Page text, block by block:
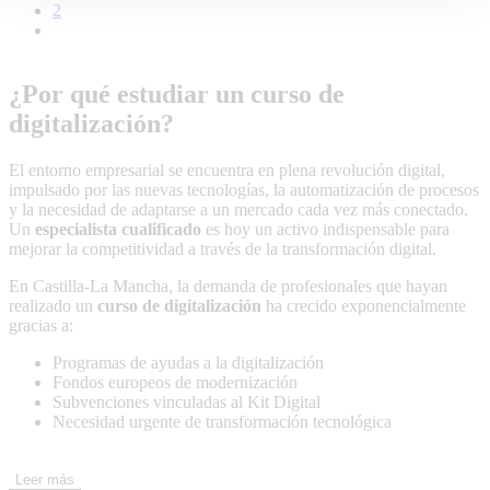
2
¿Por qué estudiar un curso de
digitalización?
El entorno empresarial se encuentra en plena revolución digital,
impulsado por las nuevas tecnologías, la automatización de procesos
y la necesidad de adaptarse a un mercado cada vez más conectado.
Un especialista cualificado es hoy un activo indispensable para
mejorar la competitividad a través de la transformación digital.
En Castilla-La Mancha, la demanda de profesionales que hayan
realizado un curso de digitalización ha crecido exponencialmente
gracias a:
Programas de ayudas a la digitalización
Fondos europeos de modernización
Subvenciones vinculadas al Kit Digital
Necesidad urgente de transformación tecnológica
permite acceder a una formación técnica con una tasa de inserción
Leer más